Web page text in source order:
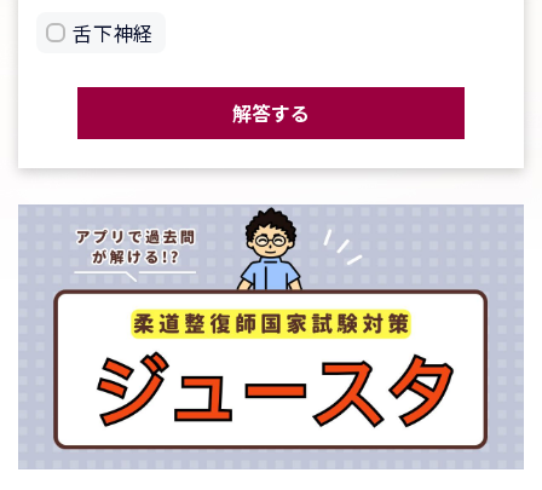
舌下神経
解答する